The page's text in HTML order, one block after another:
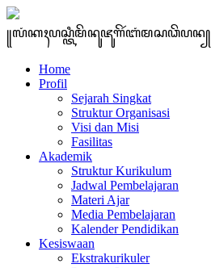
꧋ꦭꦁꦏꦃꦥꦱ꧀ꦠꦶꦩꦼꦤꦸꦗꦸꦒꦼꦂꦧꦁꦩꦱꦣꦼꦥꦤ꧀
Home
Profil
Sejarah Singkat
Struktur Organisasi
Visi dan Misi
Fasilitas
Akademik
Struktur Kurikulum
Jadwal Pembelajaran
Materi Ajar
Media Pembelajaran
Kalender Pendidikan
Kesiswaan
Ekstrakurikuler